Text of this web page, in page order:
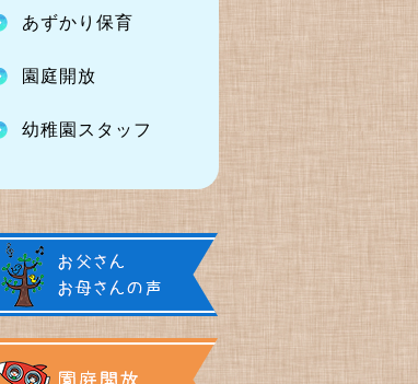
あずかり保育
園庭開放
幼稚園スタッフ